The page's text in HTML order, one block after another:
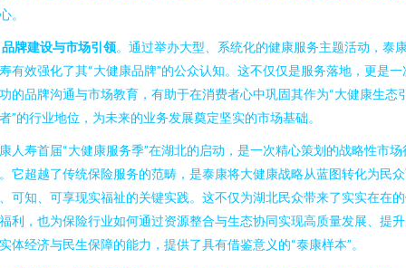
。
品牌建设与市场引领。通过举办大型、系统化的健康服务主题活动，泰
有效强化了其“大健康品牌”的公众认知。这不仅仅是服务落地，更是一
的品牌沟通与市场教育，有助于在消费者心中巩固其作为“大健康生态
”的行业地位，为未来的业务发展奠定坚实的市场基础。
人寿首届“大健康服务季”在湖北的启动，是一次精心策划的战略性市场
它超越了传统保险服务的范畴，是泰康将大健康战略从蓝图转化为民
可知、可享现实福祉的关键实践。这不仅为湖北民众带来了实实在在
利，也为保险行业如何通过资源整合与生态协同实现高质量发展、提
体经济与民生保障的能力，提供了具有借鉴意义的“泰康样本”。